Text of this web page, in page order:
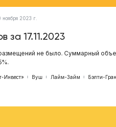
ноября 2023 г.
за 17.11.2023
не было. Суммарный
Инвест» Вуш Лайм-Займ Бэлти-